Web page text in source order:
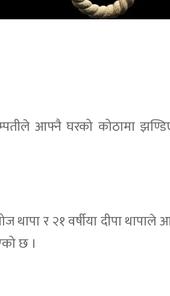
आफ्नै घरको कोठामा
र २१ वर्षीया दीपा थापाले
छ ।